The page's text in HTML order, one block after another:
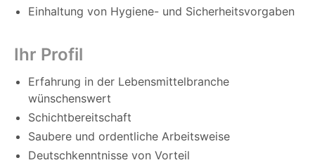
Einhaltung von Hygiene- und Sicherheitsvorgaben
Ihr Profil
Erfahrung in der Lebensmittelbranche
wünschenswert
Schichtbereitschaft
Saubere und ordentliche Arbeitsweise
Deutschkenntnisse von Vorteil